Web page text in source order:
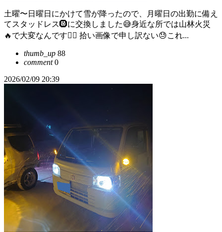
土曜〜日曜日にかけて雪が降ったので、月曜日の出勤に備え
てスタッドレス🛞に交換しました😅身近な所では山林火災
🔥で大変なんです☝🏻 拾い画像で申し訳ない😓これ...
thumb_up 88
comment0
2026/02/09 20:39